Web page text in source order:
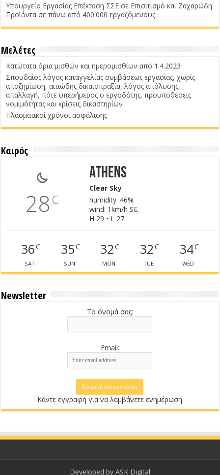
Υπουργείο Εργασίας Επέκταση ΣΣΕ σε Επισιτισμό και Ζαχαρώδη
Προϊόντα σε πάνω από 400.000 εργαζόμενους
Μελέτες
Κατώτατα όρια μισθών και ημερομισθίων από 1.4.2023
Σπουδαίος λόγος καταγγελίας συμβάσεως εργασίας, χωρίς
αποζημίωση, αιτιώδης δικαιοπραξία, λόγος απόλυσης,
απαλλαγή, πότε υπερήμερος ο εργοδότης, προϋποθέσεις
νομιμότητας και κρίσεις δικαστηρίων
Πλασματικοί χρόνοι ασφάλισης
Καιρός
28C
Athens
Clear Sky
humidity: 46%
wind: 1km/h SE
H 29 • L 27
36C
SAT
35C
SUN
32C
MON
32C
TUE
34C
WED
Newsletter
Το όνομά σας:
Email:
Κάντε εγγραφή για να λαμβάνετε ενημέρωση
Developed by ASK Digital